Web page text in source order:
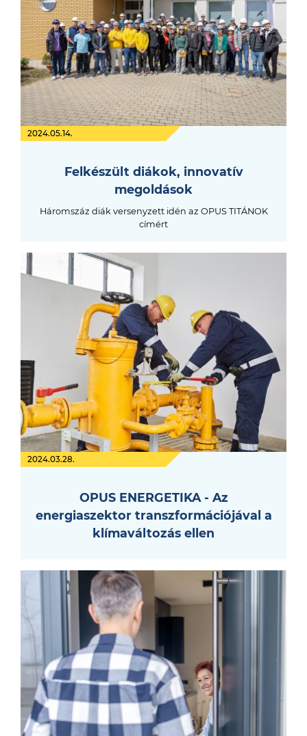
2024.05.14.
Felkészült diákok, innovatív
megoldások
Háromszáz diák versenyzett idén az OPUS TITÁNOK
címért
2024.03.28.
OPUS ENERGETIKA - Az
energiaszektor transzformációjával a
klímaváltozás ellen